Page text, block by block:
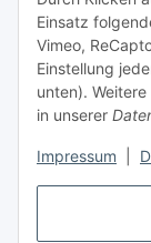
Einsatz
Vimeo,
Einstellung
unten).
in unserer
Impressum